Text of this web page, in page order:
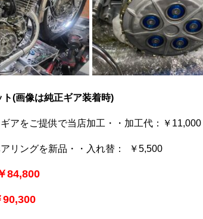
ト(画像は純正ギア装着時)
アをご提供で当店加工・・加工代：￥11,000
リングを新品・・入れ替： ￥5,500
84,800
90,300